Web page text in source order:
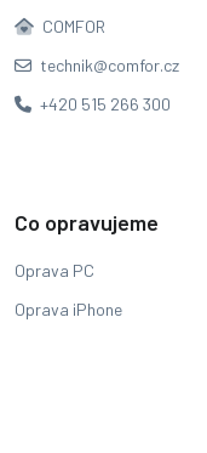
COMFOR
technik@comfor.cz
+420 515 266 300
Co opravujeme
Oprava PC
Oprava iPhone